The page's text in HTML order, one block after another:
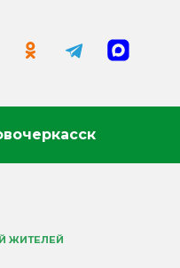
ЖИТЕЛЕЙ